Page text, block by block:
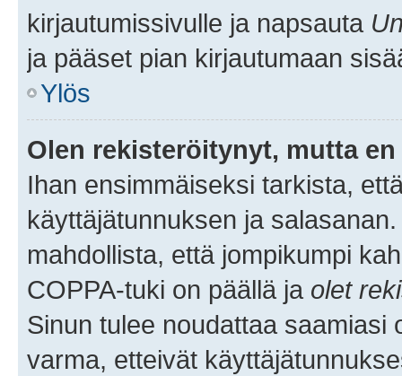
kirjautumissivulle ja napsauta
ja pääset pian kirjautumaan
Ylös
Olen rekisteröitynyt, mutta
Ihan ensimmäiseksi tarkista,
käyttäjätunnuksen ja
mahdollista, että jompikumpi
COPPA-tuki on päällä ja olet
Sinun tulee noudattaa saamiasi
varma, etteivät